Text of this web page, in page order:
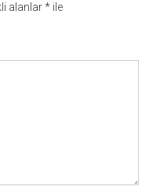
alanlar* ile